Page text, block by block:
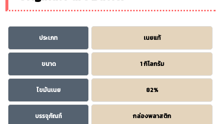
ประเภท เนยแท้
ขนาด 1 กิโลกรัม
ไขมันเนย 82%
บรรจุภัณฑ์ กล่องพลาสติก